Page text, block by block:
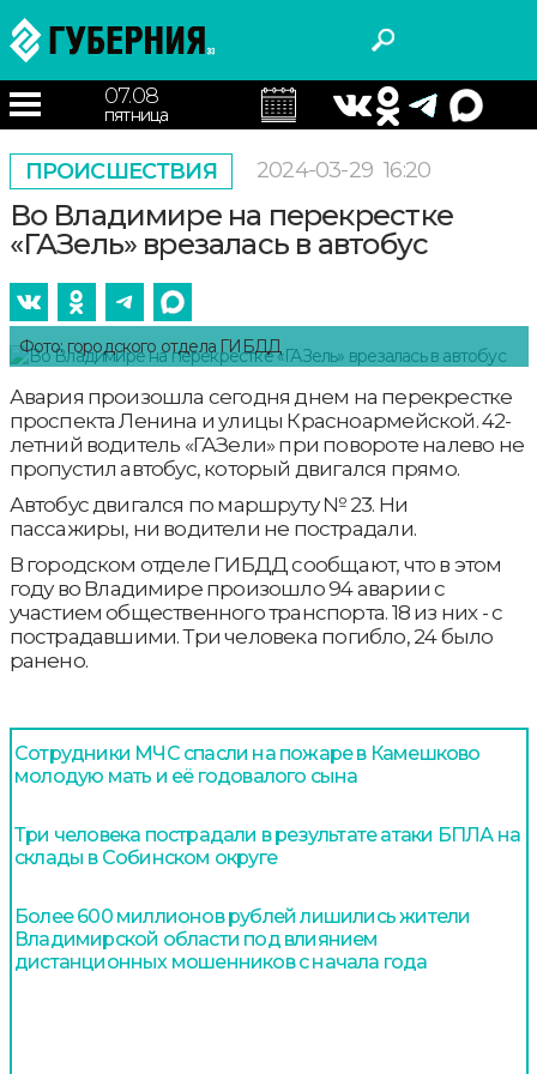
07.08
пятница
ПРОИСШЕСТВИЯ 2024-03-29 16:20
Во Владимире на перекрестке
«ГАЗель» врезалась в автобус
Фото: городского отдела ГИБДД
Авария произошла сегодня днем на перекрестке
проспекта Ленина и улицы Красноармейской. 42-
летний водитель «ГАЗели» при повороте налево не
пропустил автобус, который двигался прямо.
Автобус двигался по маршруту № 23. Ни
пассажиры, ни водители не пострадали.
В городском отделе ГИБДД сообщают, что в этом
году во Владимире произошло 94 аварии с
участием общественного транспорта. 18 из них - с
пострадавшими. Три человека погибло, 24 было
ранено.
Сотрудники МЧС спасли на пожаре в Камешково
молодую мать и её годовалого сына
Три человека пострадали в результате атаки БПЛА на
склады в Собинском округе
Более 600 миллионов рублей лишились жители
Владимирской области под влиянием
дистанционных мошенников с начала года